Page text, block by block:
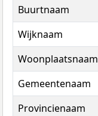
Buurtnaam
Wijknaam
Woonplaatsnaam
Gemeentenaam
Provincienaam